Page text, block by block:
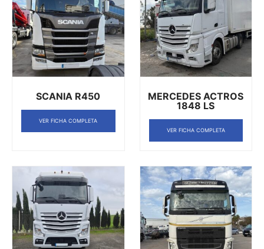
SCANIA R450
VER FICHA COMPLETA
MERCEDES ACTROS
1848 LS
VER FICHA COMPLETA